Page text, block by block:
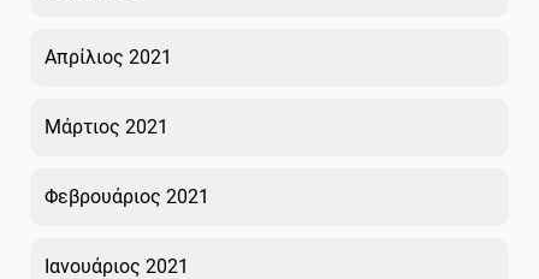
Απρίλιος 2021
Μάρτιος 2021
Φεβρουάριος 2021
Ιανουάριος 2021